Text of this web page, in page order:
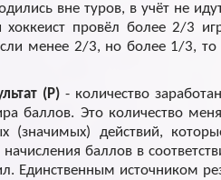
вне туров, в учёт не
хоккеист провёл более 2/3
менее 2/3, но более 1/3,
(Р) - количество
баллов. Это количество
(значимых) действий,
баллов в
Единственным источником